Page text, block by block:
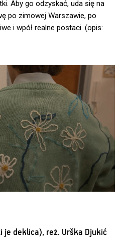
Aby go odzyskać, uda się na
po zimowej Warszawie, po
i wpół realne postaci. (opis:
je deklica), reż. Urška Djukić